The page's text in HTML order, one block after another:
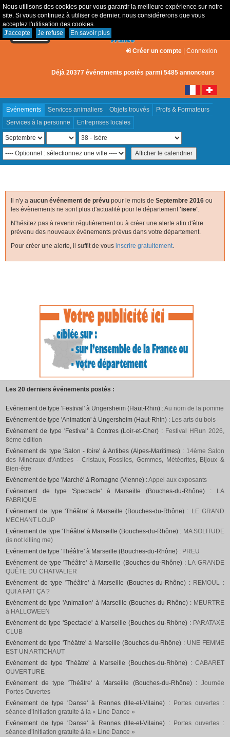
Nous utilisons des cookies pour vous garantir la meilleure expérience sur notre
site. Si vous continuez à utiliser ce dernier, nous considérerons que vous
acceptez l'utilisation des cookies.
J'accepte
Je refuse En savoir plus
Créer un compte | Connexion
Déjà 20377 événements postés parmi 5485 annonceurs
Evénements Services animaliers Objets trouvés
Profs & Formateurs
Services à la personne
Entreprises locales
Il n'y a aucun événement de prévu pour le mois de Septembre 2016 ou
les évènements ne sont plus d'actualité pour le département 'isere'
N'hésitez pas à revenir régulièrement ou à créer une alerte afin d'être
prévenu des nouveaux événements prévus dans votre département.
Pour créer une alerte, il suffit de vous inscrire gratuitement
Les 20 derniers événements postés :
Evénement de type 'Festival' à Ungersheim (Haut-Rhin) :Au nom de la pomme
Evénement de type 'Animation' à Ungersheim (Haut-Rhin) : Les arts du bois
Evénement de type 'Festival' à Contres (Loir-et-Cher) : Festival HRun 2026,
8ème édition
Evénement de type 'Salon - foire' à Antibes (Alpes-Maritimes) : 14ème Salon
des Minéraux d'Antibes - Cristaux, Fossiles, Gemmes, Météorites, Bijoux &
Bien-être
Evénement de type 'Marché' à Romagne (Vienne) :Appel aux exposants
Evénement de type 'Spectacle' à Marseille (Bouches-du-Rhône) :
LA
FABRIQUE
Evénement de type 'Théâtre' à Marseille (Bouches-du-Rhône) : LE GRAND
MECHANT LOUP
Evénement de type 'Théâtre' à Marseille (Bouches-du-Rhône) : MA SOLITUDE
(is not killing me)
Evénement de type 'Théâtre' à Marseille (Bouches-du-Rhône) : PREU
Evénement de type 'Théâtre' à Marseille (Bouches-du-Rhône) : LA GRANDE
QUÊTE DU CHATVALIER
Evénement de type 'Théâtre' à Marseille (Bouches-du-Rhône) : REMOUL :
QUI A FAIT ÇA ?
Evénement de type 'Animation' à Marseille (Bouches-du-Rhône) : MEURTRE
à HALLOWEEN
Evénement de type 'Spectacle' à Marseille (Bouches-du-Rhône) : PARATAXE
CLUB
Evénement de type 'Théâtre' à Marseille (Bouches-du-Rhône) : UNE FEMME
EST UN ARTICHAUT
Evénement de type 'Théâtre' à Marseille (Bouches-du-Rhône) : CABARET
OUVERTURE
Evénement de type 'Théâtre' à Marseille (Bouches-du-Rhône) : Journée
Portes Ouvertes
Evénement de type 'Danse' à Rennes (Ille-et-Vilaine) :
Portes ouvertes :
séance d’initiation gratuite à la « Line Dance »
Evénement de type 'Danse' à Rennes (Ille-et-Vilaine) :
Portes ouvertes :
séance d’initiation gratuite à la « Line Dance »